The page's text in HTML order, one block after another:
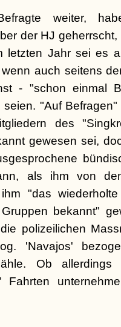
weiter,
der HJ
letzten Jahr sei es
auch seitens
- "schon einmal
"Auf
des
gewesen sei,
als ihm von
"das
bekannt"
polizeilichen
'Navajos'
Ob allerdings
Fahrten